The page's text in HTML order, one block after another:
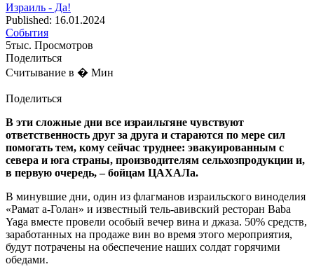
Израиль - Да!
Published: 16.01.2024
События
5тыс. Просмотров
Поделиться
Считывание в � Мин
Поделиться
В эти сложные дни все израильтяне чувствуют
ответственность друг за друга и стараются по мере сил
помогать тем, кому сейчас труднее: эвакуированным с
севера и юга страны, производителям сельхозпродукции и,
в первую очередь, – бойцам ЦАХАЛа.
В минувшиe дни, один из флагманов израильского виноделия
«Рамат а-Голан» и известный тель-авивский ресторан Baba
Yaga вместе провели особый вечер вина и джаза. 50% средств,
заработанных на продаже вин во время этого мероприятия,
будут потрачены на обеспечение наших солдат горячими
обедами.